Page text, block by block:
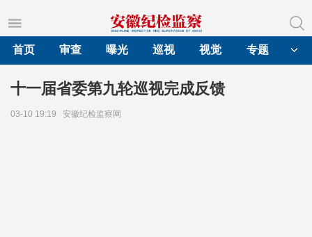
首页
审查 曝光 巡视 视觉 专题
十一届省委第九轮巡视完成反馈
03-10 19:19 安徽纪检监察网